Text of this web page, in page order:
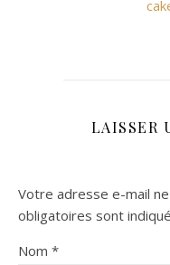
LAISSER
Votre adresse e-mail
obligatoires sont
Nom *